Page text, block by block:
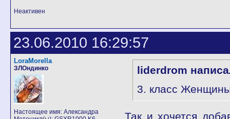
Неактивен
23.06.2010 16:29:57
LoraMorella
ЗЛОндинко
Настоящее имя: Александра
liderdrom
3. класс
Так и хочется